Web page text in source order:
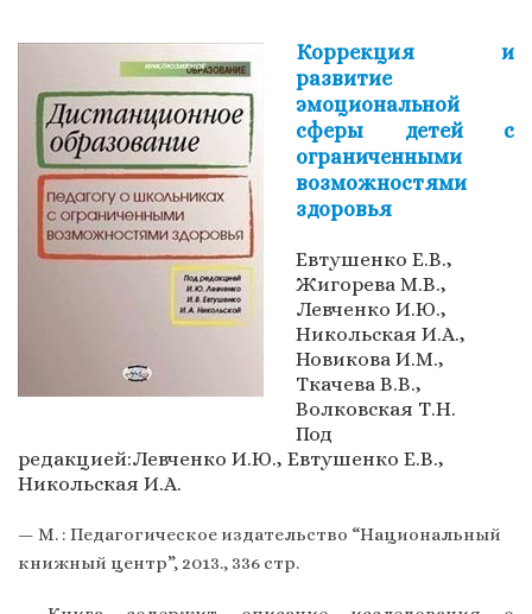
Коррекция и
развитие
эмоциональной
сферы детей с
ограниченными
возможностями
здоровья
Евтушенко Е.В.,
Жигорева М.В.,
Левченко И.Ю.,
Никольская И.А.,
Новикова И.М.,
Ткачева В.В.,
Волковская Т.Н.
Под
редакцией:Левченко И.Ю., Евтушенко Е.В.,
Никольская И.А.
— М. : Педагогическое издательство “Национальный
книжный центр”, 2013., 336 стр.